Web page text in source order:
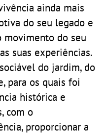
ainda mais
do seu legado e
movimento do seu
suas experiências.
do jardim, do
para os quais foi
histórica e
com o
proporcionar a